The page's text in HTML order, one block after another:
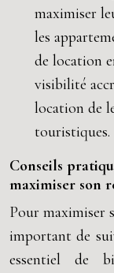
maximiser
les
de location
visibilité
location de
touristiques.
Conseils
maximiser son
Pour maximiser
important de
essentiel de